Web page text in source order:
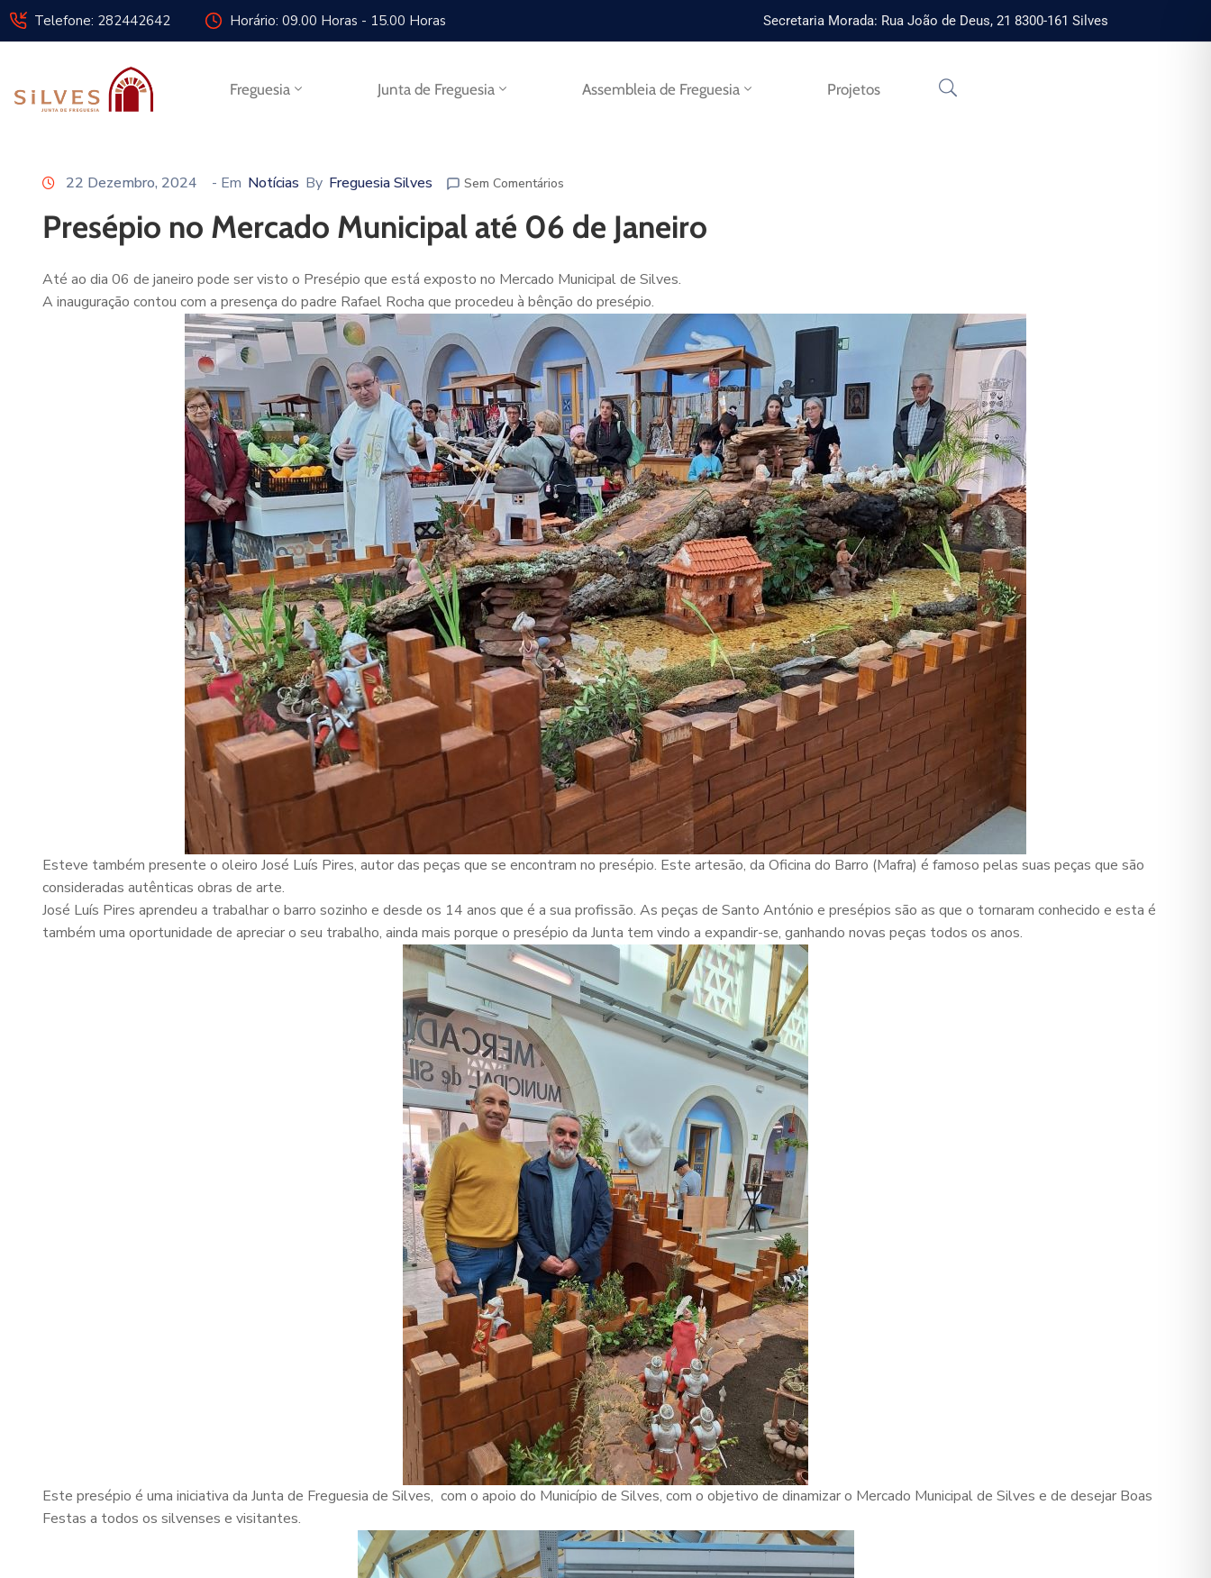
Telefone: 282442642 Horário: 09.00 Horas - 15.00 Horas Secretaria Morada: Rua João de Deus, 21 8300-161 Silves
Freguesia Junta de Freguesia Assembleia de Freguesia Projetos
22 Dezembro, 2024 - Em Notícias By Freguesia Silves Sem Comentários
Presépio no Mercado Municipal até 06 de Janeiro
Até ao dia 06 de janeiro pode ser visto o Presépio que está exposto no Mercado Municipal de Silves.
A inauguração contou com a presença do padre Rafael Rocha que procedeu à bênção do presépio.
Esteve também presente o oleiro José Luís Pires, autor das peças que se encontram no presépio. Este artesão, da Oficina do Barro (Mafra) é famoso pelas suas peças que são
consideradas autênticas obras de arte.
José Luís Pires aprendeu a trabalhar o barro sozinho e desde os 14 anos que é a sua profissão. As peças de Santo António e presépios são as que o tornaram conhecido e esta é
também uma oportunidade de apreciar o seu trabalho, ainda mais porque o presépio da Junta tem vindo a expandir-se, ganhando novas peças todos os anos.
Este presépio é uma iniciativa da Junta de Freguesia de Silves, com o apoio do Município de Silves, com o objetivo de dinamizar o Mercado Municipal de Silves e de desejar Boas
Festas a todos os silvenses e visitantes.